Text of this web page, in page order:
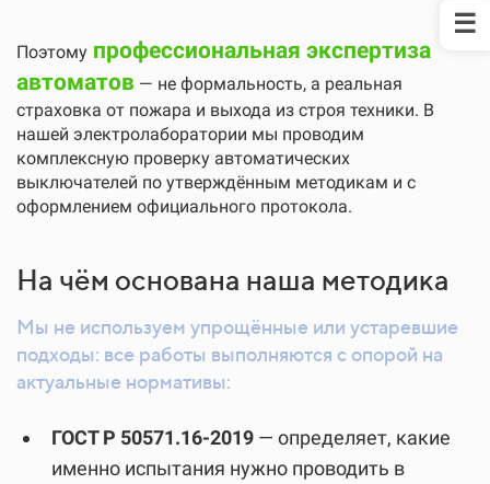
Поэтому профессиональная экспертиза
автоматов — не формальность, а реальная
страховка от пожара и выхода из строя техники. В
нашей электролаборатории мы проводим
комплексную проверку автоматических
выключателей по утверждённым методикам и с
оформлением официального протокола.
На чём основана наша методика
Мы не используем упрощённые или устаревшие
подходы: все работы выполняются с опорой на
актуальные нормативы:
ГОСТ Р 50571.16-2019 — определяет, какие
именно испытания нужно проводить в